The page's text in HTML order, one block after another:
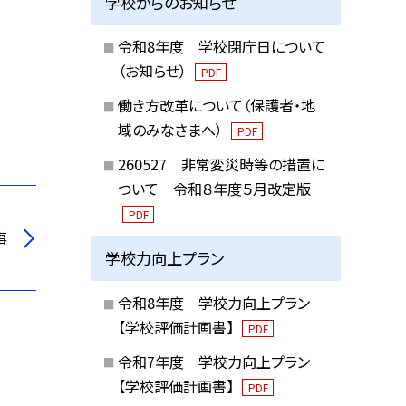
令和8年度 学校閉庁日について
（お知らせ）
PDF
働き方改革について（保護者・地
域のみなさまへ）
PDF
260527 非常変災時等の措置に
ついて 令和８年度５月改定版
PDF
学校力向上プラン
令和8年度 学校力向上プラン
【学校評価計画書】
PDF
令和7年度 学校力向上プラン
【学校評価計画書】
PDF